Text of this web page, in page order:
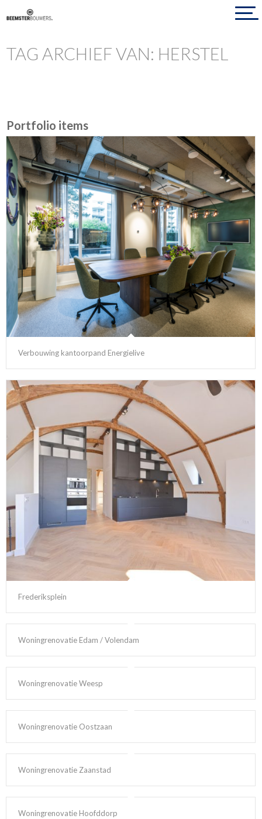
TAG ARCHIEF VAN: HERSTEL
Portfolio items
Verbouwing kantoorpand Energielive
Frederiksplein
Woningrenovatie Edam / Volendam
Woningrenovatie Weesp
Woningrenovatie Oostzaan
Woningrenovatie Zaanstad
Woningrenovatie Hoofddorp